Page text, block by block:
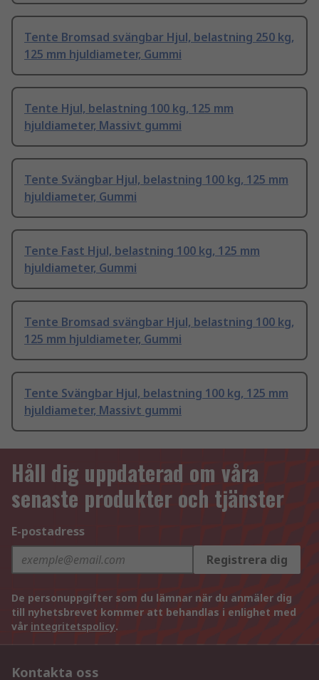
Tente Bromsad svängbar Hjul, belastning 250 kg,
125 mm hjuldiameter, Gummi
Tente Hjul, belastning 100 kg, 125 mm
hjuldiameter, Massivt gummi
Tente Svängbar Hjul, belastning 100 kg, 125 mm
hjuldiameter, Gummi
Tente Fast Hjul, belastning 100 kg, 125 mm
hjuldiameter, Gummi
Tente Bromsad svängbar Hjul, belastning 100 kg,
125 mm hjuldiameter, Gummi
Tente Svängbar Hjul, belastning 100 kg, 125 mm
hjuldiameter, Massivt gummi
Håll dig uppdaterad om våra
senaste produkter och tjänster
E-postadress
Registrera dig
De personuppgifter som du lämnar när du anmäler dig
till nyhetsbrevet kommer att behandlas i enlighet med
vår integritetspolicy.
Kontakta oss